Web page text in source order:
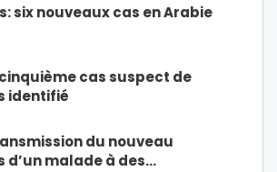
six nouveaux cas en Arabie
cas suspect de
identifié
du nouveau
d’un malade à des…